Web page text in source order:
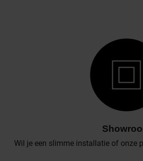
Wil je een slimme installatie of onze